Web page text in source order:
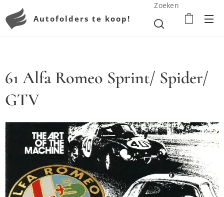
Autofolders te koop!
Zoeken
61 Alfa Romeo Sprint/ Spider/
GTV